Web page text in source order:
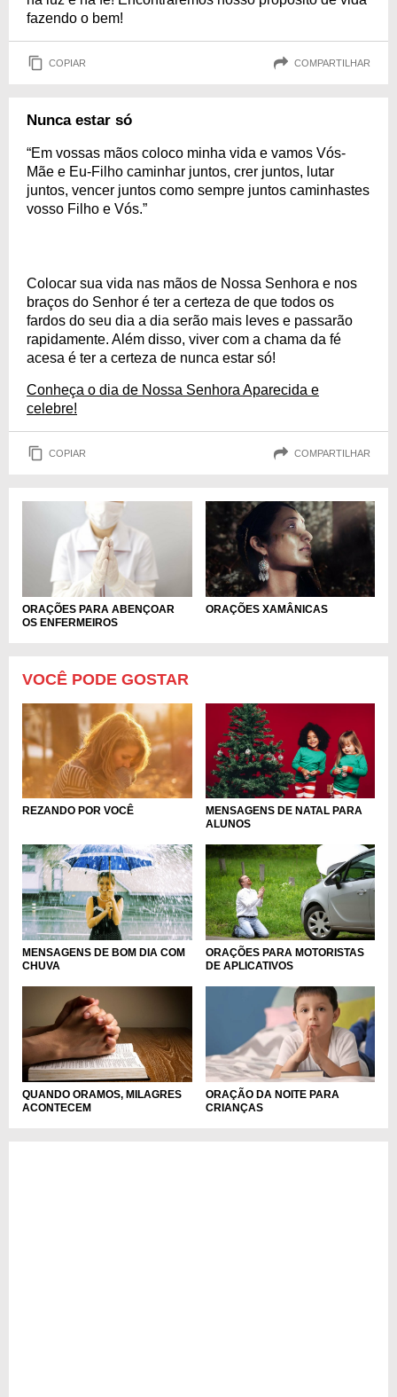
fazendo o bem!
COPIAR COMPARTILHAR
Nunca estar só
“Em vossas mãos coloco minha vida e vamos Vós-
Mãe e Eu-Filho caminhar juntos, crer juntos, lutar
juntos, vencer juntos como sempre juntos caminhastes
vosso Filho e Vós.”
Colocar sua vida nas mãos de Nossa Senhora e nos
braços do Senhor é ter a certeza de que todos os
fardos do seu dia a dia serão mais leves e passarão
rapidamente. Além disso, viver com a chama da fé
acesa é ter a certeza de nunca estar só!
Conheça o dia de Nossa Senhora Aparecida e
celebre!
COPIAR COMPARTILHAR
ORAÇÕES PARA ABENÇOAR
OS ENFERMEIROS
ORAÇÕES XAMÂNICAS
VOCÊ PODE GOSTAR
REZANDO POR VOCÊ
MENSAGENS DE NATAL PARA
ALUNOS
MENSAGENS DE BOM DIA COM
CHUVA
ORAÇÕES PARA MOTORISTAS
DE APLICATIVOS
QUANDO ORAMOS, MILAGRES
ACONTECEM
ORAÇÃO DA NOITE PARA
CRIANÇAS